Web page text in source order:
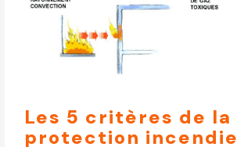
Les 5 critères de la
protection incendie